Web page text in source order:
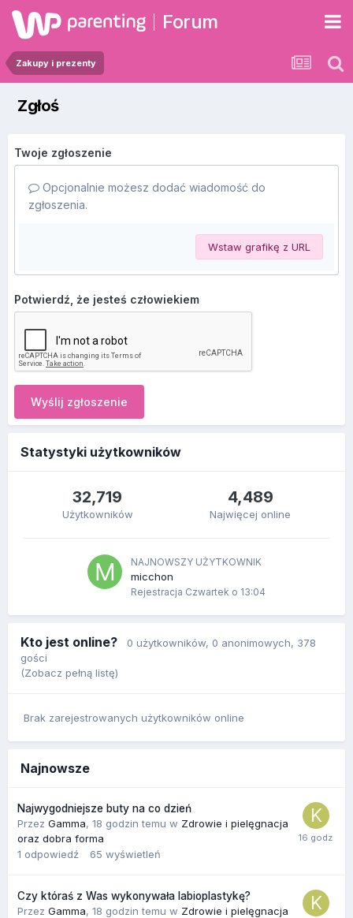
Forum
Zakupy i prezenty
Zgłoś
Twoje zgłoszenie
Opcjonalnie możesz dodać wiadomość do
zgłoszenia.
Wstaw grafikę z URL
Potwierdź, że jesteś człowiekiem
Wyślij zgłoszenie
Statystyki użytkowników
32,719
Użytkowników
4,489
Najwięcej online
NAJNOWSZY UŻYTKOWNIK
micchon
Rejestracja Czwartek o 13:04
Kto jest online? 0 użytkowników, 0 anonimowych, 378
gości
(Zobacz pełną listę)
Brak zarejestrowanych użytkowników online
Najnowsze
Najwygodniejsze buty na co dzień
Przez Gamma, 18 godzin temu w Zdrowie i pielęgnacja
oraz dobra forma
1 odpowiedź 65 wyświetleń
Czy któraś z Was wykonywała labioplastykę?
Przez Gamma, 18 godzin temu w Zdrowie i pielęgnacja